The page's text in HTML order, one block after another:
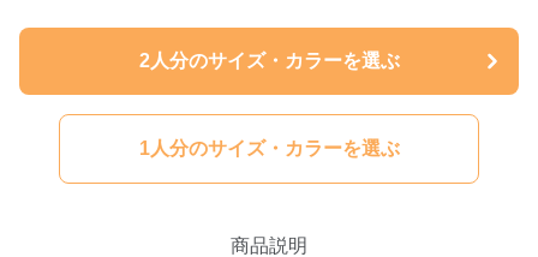
2人分のサイズ・カラーを選ぶ
1人分のサイズ・カラーを選ぶ
商品説明